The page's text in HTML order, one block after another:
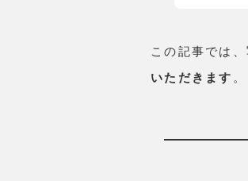
この記事では
いただきます 。